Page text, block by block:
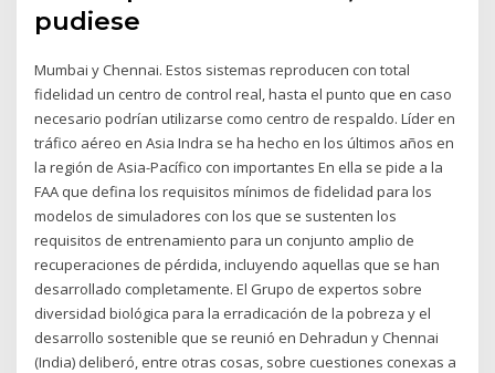
pudiese
Mumbai y Chennai. Estos sistemas reproducen con total
fidelidad un centro de control real, hasta el punto que en caso
necesario podrían utilizarse como centro de respaldo. Líder en
tráfico aéreo en Asia Indra se ha hecho en los últimos años en
la región de Asia-Pacífico con importantes En ella se pide a la
FAA que defina los requisitos mínimos de fidelidad para los
modelos de simuladores con los que se sustenten los
requisitos de entrenamiento para un conjunto amplio de
recuperaciones de pérdida, incluyendo aquellas que se han
desarrollado completamente. El Grupo de expertos sobre
diversidad biológica para la erradicación de la pobreza y el
desarrollo sostenible que se reunió en Dehradun y Chennai
(India) deliberó, entre otras cosas, sobre cuestiones conexas a